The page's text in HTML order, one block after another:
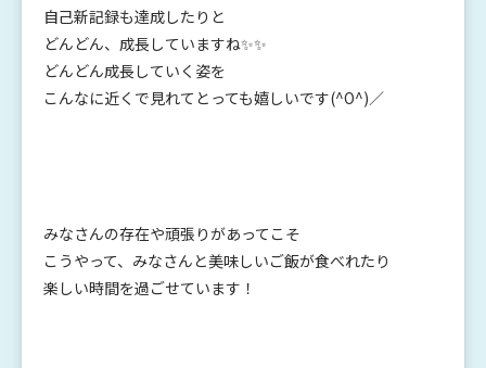
自己新記録も達成したりと
どんどん、成長していますね✨✨
どんどん成長していく姿を
こんなに近くで見れてとっても嬉しいです(^O^)／
みなさんの存在や頑張りがあってこそ
こうやって、みなさんと美味しいご飯が食べれたり
楽しい時間を過ごせています！